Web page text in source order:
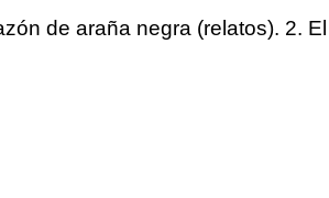
de araña negra (relatos). 2.